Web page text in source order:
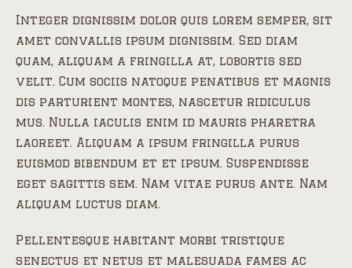
Integer dignissim dolor quis lorem semper, sit
amet convallis ipsum dignissim. Sed diam
quam, aliquam a fringilla at, lobortis sed
velit. Cum sociis natoque penatibus et magnis
dis parturient montes, nascetur ridiculus
mus. Nulla iaculis enim id mauris pharetra
laoreet. Aliquam a ipsum fringilla purus
euismod bibendum et et ipsum. Suspendisse
eget sagittis sem. Nam vitae purus ante. Nam
aliquam luctus diam.
Pellentesque habitant morbi tristique
senectus et netus et malesuada fames ac